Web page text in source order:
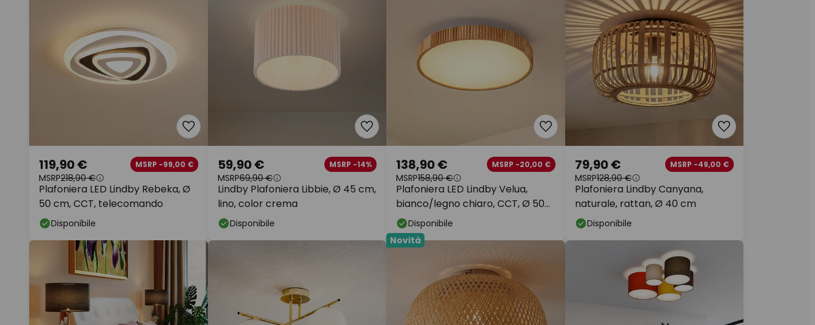
Plafoniera LED Lindby Rebeka, Ø
50 cm, CCT, telecomando
119,90 € MSRP -99,00 €
MSRP218,90 €
Disponibile
Lindby Plafoniera Libbie, Ø 45 cm,
lino, color crema
59,90 € MSRP -14%
MSRP69,90 €
Disponibile
Plafoniera LED Lindby Velua,
bianco/legno chiaro, CCT, Ø 50
cm
138,90 € MSRP -20,00 €
MSRP158,90 €
Disponibile
Plafoniera Lindby Canyana,
naturale, rattan, Ø 40 cm
79,90 € MSRP -49,00 €
MSRP128,90 €
Disponibile
Novità